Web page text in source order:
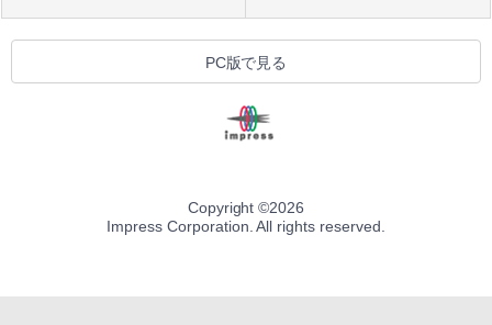
PC版で見る
Copyright ©2026
Impress Corporation. All rights reserved.